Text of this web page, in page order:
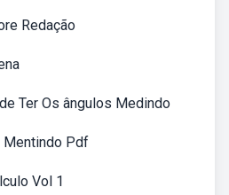
Redação
Ter Os ângulos Medindo
Mentindo Pdf
Vol 1